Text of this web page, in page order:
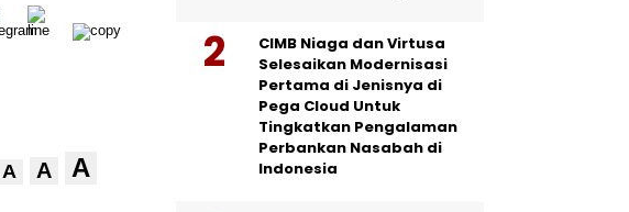
A A A
CIMB Niaga dan Virtusa
Selesaikan Modernisasi
Pertama di Jenisnya di
Pega Cloud Untuk
Tingkatkan Pengalaman
Perbankan Nasabah di
Indonesia